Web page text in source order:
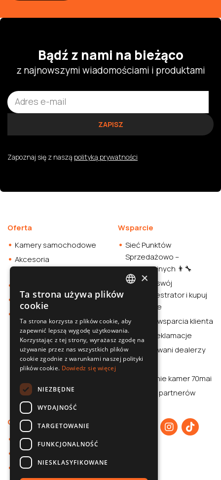
Bądź z nami na bieżąco
z najnowszymi wiadomościami i produktami
Zapoznaj się z naszą polityką prywatności
Oferta
Kamery samochodowe
Akcesoria
Stacja zasilania
Wsparcie
Sieć Punktów
Sprzedażowo –
Instalacyjnych 👨‍🔧
Sprawdź swój
wideorejestrator i kupuj
rozważnie
Centrum wsparcia klienta
Zwroty i reklamacje
Autoryzowani dealerzy
Aplikacja
Porównanie kamer 70mai
70mai dla partnerów
O nas
O 70mai
Polityka prywatności
Współpraca B2B
ENGLISH
×
Ta strona używa plików
cookie
Ta strona korzysta z plików cookie, aby
zapewnić lepszą wygodę użytkowania.
Korzystając z tej strony, wyrażasz zgodę na
używanie przez nas wszystkich plików
cookie zgodnie z warunkami naszej polityki
plików cookie. Dowiedz się więcej
NIEZBĘDNE
WYDAJNOŚĆ
TARGETOWANIE
FUNKCJONALNOŚĆ
NIESKLASYFIKOWANE